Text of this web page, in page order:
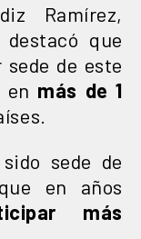
Ramírez,
destacó que
de este
en más de 1
sede de
en años
más